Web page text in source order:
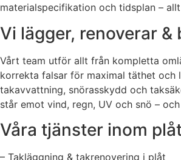
materialspecifikation och tidsplan –
Vi lägger, renoverar
Vårt team utför allt från kompletta
korrekta falsar för maximal täthet och
takavvattning, snörasskydd och
står emot vind, regn, UV och snö –
Våra tjänster inom
– Takläggning & takrenovering i plåt